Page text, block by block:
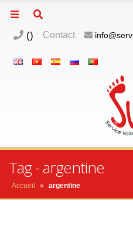
() Contact
Tag - argentine
Accueil » argentine